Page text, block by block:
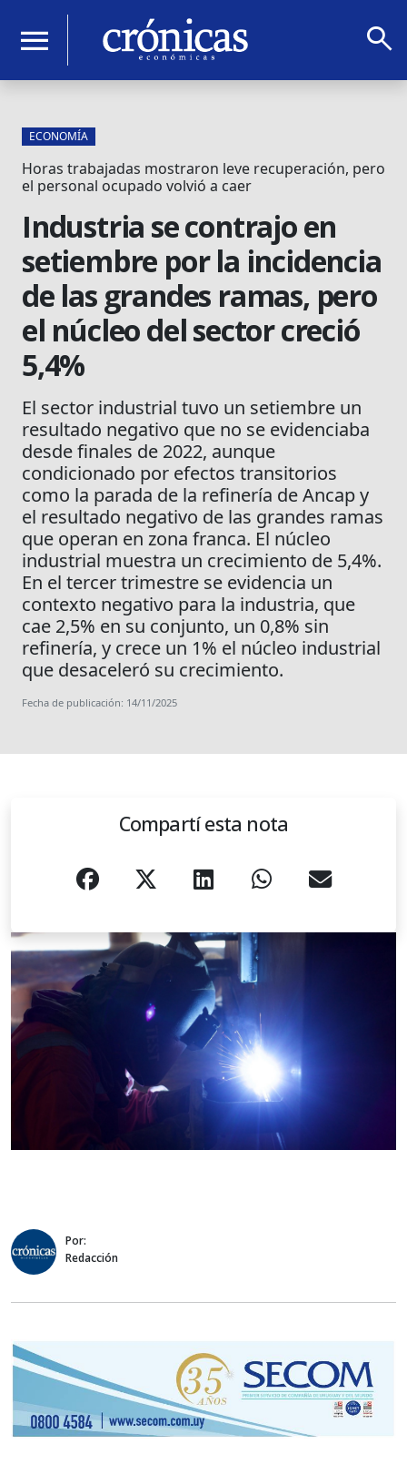
menu search
ECONOMÍA
Horas trabajadas mostraron leve recuperación, pero
el personal ocupado volvió a caer
Industria se contrajo en
setiembre por la incidencia
de las grandes ramas, pero
el núcleo del sector creció
5,4%
El sector industrial tuvo un setiembre un
resultado negativo que no se evidenciaba
desde finales de 2022, aunque
condicionado por efectos transitorios
como la parada de la refinería de Ancap y
el resultado negativo de las grandes ramas
que operan en zona franca. El núcleo
industrial muestra un crecimiento de 5,4%.
En el tercer trimestre se evidencia un
contexto negativo para la industria, que
cae 2,5% en su conjunto, un 0,8% sin
refinería, y crece un 1% el núcleo industrial
que desaceleró su crecimiento.
Fecha de publicación: 14/11/2025
Compartí esta nota
Por:
Redacción